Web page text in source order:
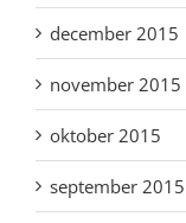
december 2015
november 2015
oktober 2015
september 2015